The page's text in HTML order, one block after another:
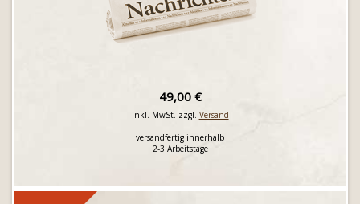
49,00 €
inkl. MwSt. zzgl. Versand
versandfertig innerhalb
2-3 Arbeitstage